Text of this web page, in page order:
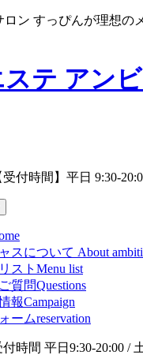
ン すっぴんが理想の
受付時間】平日 9:30-
スについて About
スト Menu list
質問Questions
報Campaign
ームreservation
付時間 平日9:30-20:00 /